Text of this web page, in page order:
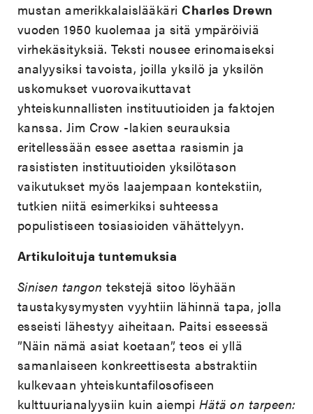
mustan amerikkalaislääkäriCharles Drewn
vuoden 1950 kuolemaa ja sitä ympäröiviä
virhekäsityksiä. Teksti nousee erinomaiseksi
analyysiksi tavoista, joilla yksilö ja yksilön
uskomukset vuorovaikuttavat
yhteiskunnallisten instituutioiden ja faktojen
kanssa. Jim Crow -lakien seurauksia
eritellessään essee asettaa rasismin ja
rasististen instituutioiden yksilötason
vaikutukset myös laajempaan kontekstiin,
tutkien niitä esimerkiksi suhteessa
populistiseen tosiasioiden vähättelyyn.
Artikuloituja tuntemuksia
Sinisen tangon tekstejä sitoo löyhään
taustakysymysten vyyhtiin lähinnä tapa, jolla
esseisti lähestyy aiheitaan. Paitsi esseessä
”Näin nämä asiat koetaan”, teos ei yllä
samanlaiseen konkreettisesta abstraktiin
kulkevaan yhteiskuntafilosofiseen
kulttuurianalyysiin kuin aiempi Hätä on tarpeen: